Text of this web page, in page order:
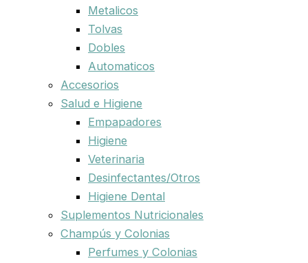
Metalicos
Tolvas
Dobles
Automaticos
Accesorios
Salud e Higiene
Empapadores
Higiene
Veterinaria
Desinfectantes/Otros
Higiene Dental
Suplementos Nutricionales
Champús y Colonias
Perfumes y Colonias